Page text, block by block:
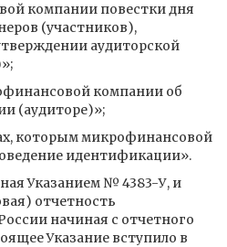
компании повестки дня
(участников),
аудиторской
компании об
(аудиторе)»;
которым микрофинансовой
идентификации».
Указанием № 4383-У, и
отчетность
начиная с отчетного
Указание вступило в